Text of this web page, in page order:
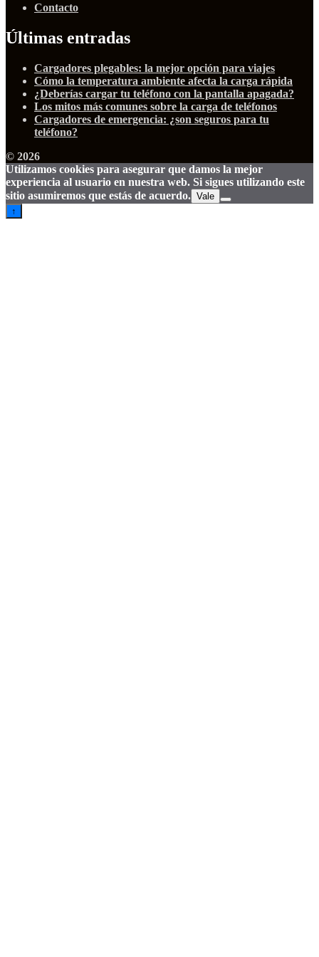
Contacto
Últimas entradas
Cargadores plegables: la mejor opción para viajes
Cómo la temperatura ambiente afecta la carga rápida
¿Deberías cargar tu teléfono con la pantalla apagada?
Los mitos más comunes sobre la carga de teléfonos
Cargadores de emergencia: ¿son seguros para tu
teléfono?
© 2026
Utilizamos cookies para asegurar que damos la mejor
experiencia al usuario en nuestra web. Si sigues utilizando este
sitio asumiremos que estás de acuerdo. Vale
↑